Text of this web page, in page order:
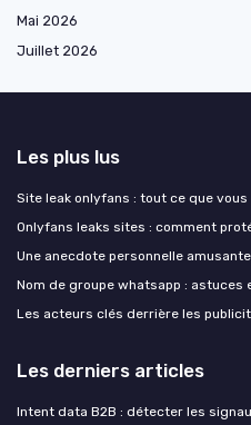
Mai 2026
Juillet 2026
Les plus lus
Site leak onlyfans : tout ce que
Onlyfans leaks sites : comment
Une anecdote personnelle
Nom de groupe whatsapp : astuces
Les acteurs clés derrière les
Les derniers articles
Intent data B2B : détecter les